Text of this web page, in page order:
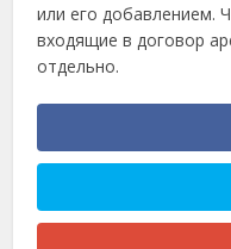
или его добавлением.
входящие в договор
отдельно.